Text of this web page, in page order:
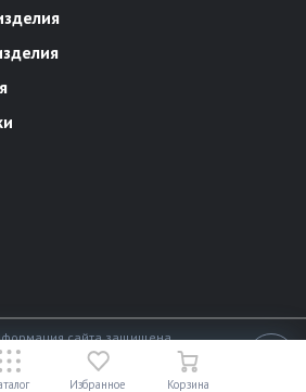
сайта защищена
Избранное Корзина